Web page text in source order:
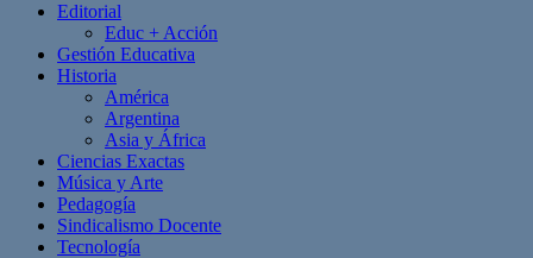
Editorial
Educ + Acción
Gestión Educativa
Historia
América
Argentina
Asia y África
Ciencias Exactas
Música y Arte
Pedagogía
Sindicalismo Docente
Tecnología